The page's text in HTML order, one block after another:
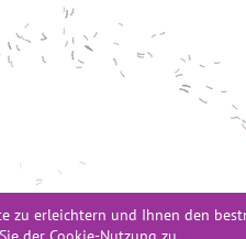
gGmbH, gefördert durch die
zu erleichtern und Ihnen den